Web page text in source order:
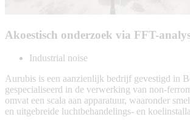
Akoestisch onderzoek via FFT-
Industrial noise
Aurubis is een aanzienlijk bedrijf gevestigd in
gespecialiseerd in de verwerking van non-
omvat een scala aan apparatuur, waaronder
en uitgebreide luchtbehandelings- en